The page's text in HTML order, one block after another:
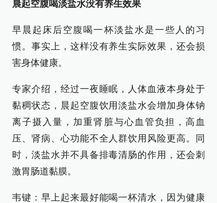
晨起空腹喝淡盐水没有养生效果
早晨起床后空腹喝一杯淡盐水是一些人的习
惯。事实上，这样没有养生实际效果，还会损
害身体健康。
专家介绍，经过一夜睡眠，人体血液本身处于
黏稠状态，晨起空腹饮用淡盐水会增加身体钠
离子摄入量，加重肾脏与心血管负担，高血
压、肾病、心功能不全人群饮用风险更高。同
时，淡盐水并不具备排毒清肠的作用，还会刺
激胃肠道黏膜。
韦键：早上起来最好能喝一杯清水，因为健康